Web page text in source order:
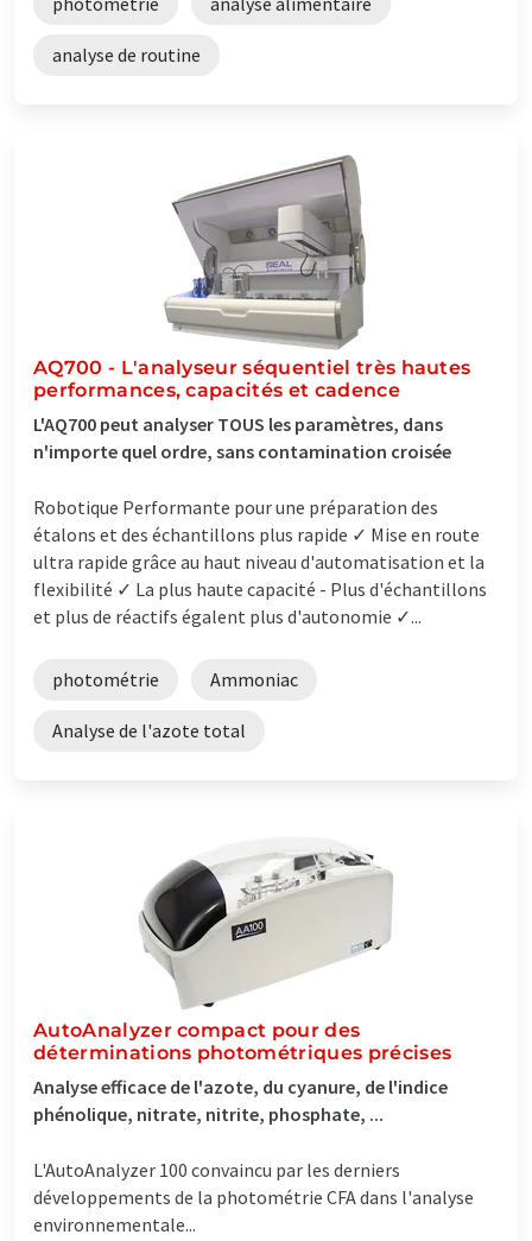
analyse de routine
AQ700 - L'analyseur séquentiel très hautes
performances, capacités et cadence
L'AQ700 peut analyser TOUS les paramètres, dans
n'importe quel ordre, sans contamination croisée
Robotique Performante pour une préparation des
étalons et des échantillons plus rapide ✓ Mise en route
ultra rapide grâce au haut niveau d'automatisation et la
flexibilité ✓ La plus haute capacité - Plus d'échantillons
et plus de réactifs égalent plus d'autonomie ✓...
photométrie Ammoniac
Analyse de l'azote total
AutoAnalyzer compact pour des
déterminations photométriques précises
Analyse efficace de l'azote, du cyanure, de l'indice
phénolique, nitrate, nitrite, phosphate, ...
L'AutoAnalyzer 100 convaincu par les derniers
développements de la photométrie CFA dans l'analyse
environnementale...